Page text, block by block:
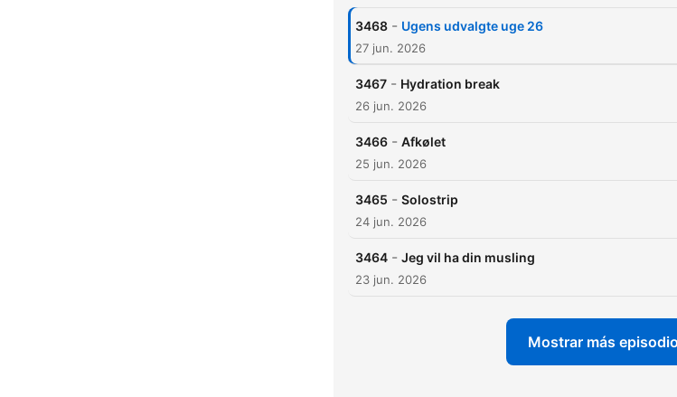
3468 - Ugens udvalgte uge 26
27 jun. 2026
3467 - Hydration break
26 jun. 2026
3466 - Afkølet
25 jun. 2026
3465 - Solostrip
24 jun. 2026
3464 - Jeg vil ha din musling
23 jun. 2026
Mostrar más